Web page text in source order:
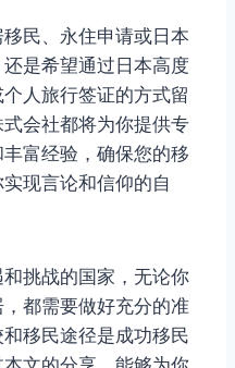
民、永住申请或日本
是希望通过日本高度
人旅行签证的方式留
会社都将为你提供专
富经验，确保您的移
现言论和信仰的自
挑战的国家，无论你
都需要做好充分的准
移民途径是成功移民